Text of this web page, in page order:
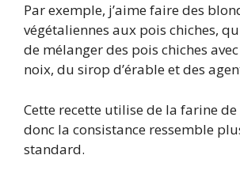
Par exemple, j’aime faire des
végétaliennes aux pois chiches,
de mélanger des pois chiches
noix, du sirop d’érable et des
Cette recette utilise de la farine de
donc la consistance ressemble
standard.